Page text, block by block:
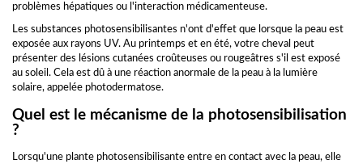
problèmes hépatiques ou l'interaction médicamenteuse.
Les substances photosensibilisantes n'ont d'effet que lorsque la peau est
exposée aux rayons UV. Au printemps et en été, votre cheval peut
présenter des lésions cutanées croûteuses ou rougeâtres s'il est exposé
au soleil. Cela est dû à une réaction anormale de la peau à la lumière
solaire, appelée photodermatose.
Quel est le mécanisme de la photosensibilisation
?
Lorsqu'une plante photosensibilisante entre en contact avec la peau, elle